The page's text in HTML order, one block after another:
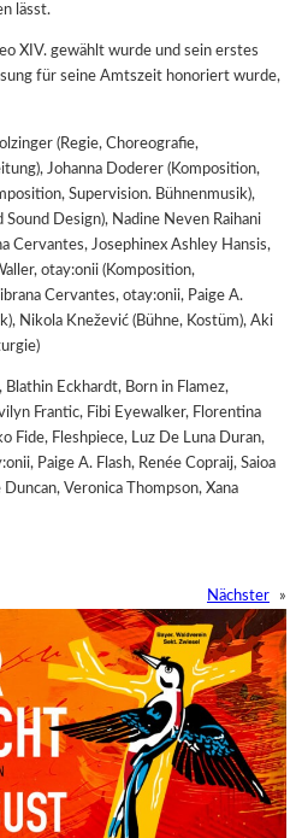
lässt.
XIV. gewählt wurde und sein erstes
für seine Amtszeit honoriert wurde,
(Regie, Choreografie,
Johanna Doderer (Komposition,
Supervision. Bühnenmusik),
Design), Nadine Neven Raihani
Cervantes, Josephinex Ashley Hansis,
otay:onii (Komposition,
Cervantes, otay:onii, Paige A.
Nikola Knežević (Bühne, Kostüm), Aki
Eckhardt, Born in Flamez,
Frantic, Fibi Eyewalker, Florentina
Fide, Fleshpiece, Luz De Luna Duran,
Paige A. Flash, Renée Copraij, Saioa
Veronica Thompson, Xana
Nächster »